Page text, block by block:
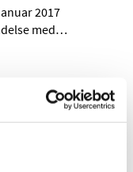
2017
med…
uden for